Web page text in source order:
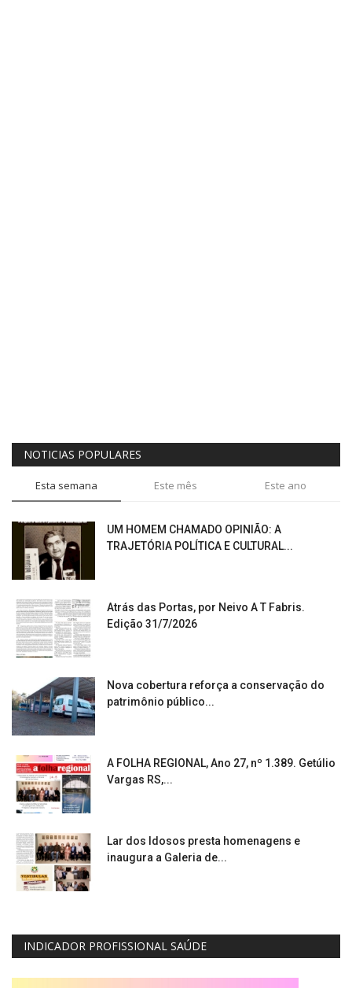
NOTICIAS POPULARES
Esta semana Este mês Este ano
UM HOMEM CHAMADO OPINIÃO: A
TRAJETÓRIA POLÍTICA E CULTURAL...
Atrás das Portas, por Neivo A T Fabris.
Edição 31/7/2026
Nova cobertura reforça a conservação do
patrimônio público...
A FOLHA REGIONAL, Ano 27, nº 1.389. Getúlio
Vargas RS,...
Lar dos Idosos presta homenagens e
inaugura a Galeria de...
INDICADOR PROFISSIONAL SAÚDE